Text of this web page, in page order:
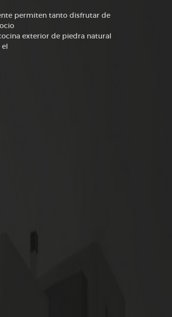
permiten tanto disfrutar de
exterior de piedra natural